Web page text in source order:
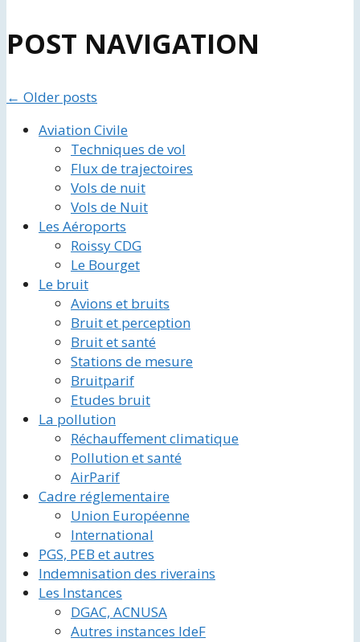
POST NAVIGATION
← Older posts
Aviation Civile
Techniques de vol
Flux de trajectoires
Vols de nuit
Vols de Nuit
Les Aéroports
Roissy CDG
Le Bourget
Le bruit
Avions et bruits
Bruit et perception
Bruit et santé
Stations de mesure
Bruitparif
Etudes bruit
La pollution
Réchauffement climatique
Pollution et santé
AirParif
Cadre réglementaire
Union Européenne
International
PGS, PEB et autres
Indemnisation des riverains
Les Instances
DGAC, ACNUSA
Autres instances IdeF